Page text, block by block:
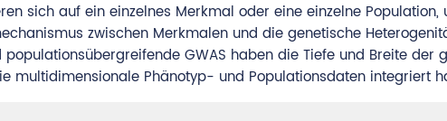
sich auf ein einzelnes Merkmal oder eine einzelne
zwischen Merkmalen und die genetische
GWAS haben die Tiefe und Breite der
multidimensionale Phänotyp- und Populationsdaten integriert